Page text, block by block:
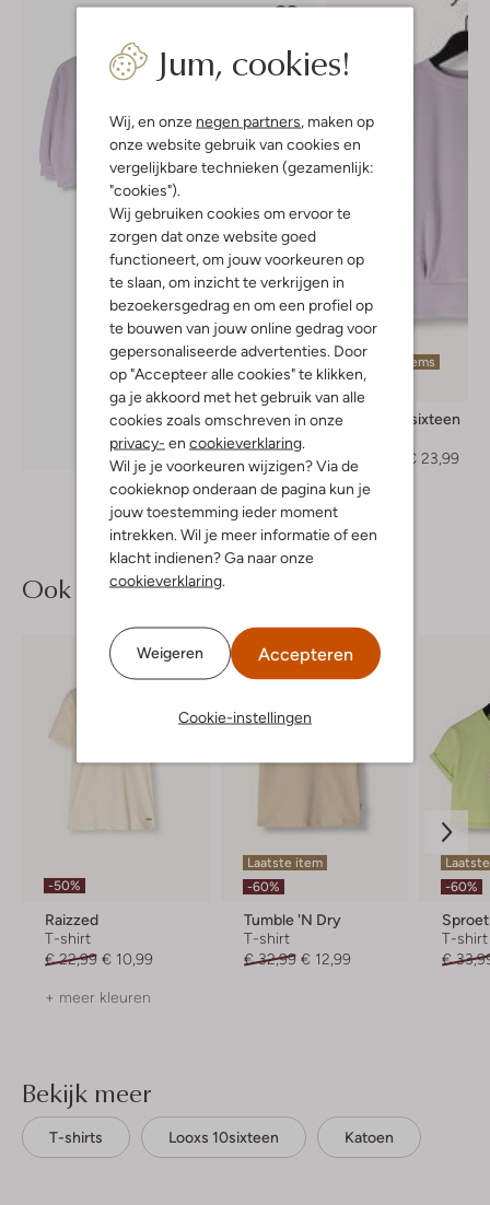
Jum, cookies!
Wij, en onze negen partners , maken op
onze website gebruik van cookies en
vergelijkbare technieken (gezamenlijk:
"cookies").
Wij gebruiken cookies om ervoor te
zorgen dat onze website goed
functioneert, om jouw voorkeuren op
te slaan, om inzicht te verkrijgen in
bezoekersgedrag en om een profiel op
te bouwen van jouw online gedrag voor
gepersonaliseerde advertenties. Door
op "Accepteer alle cookies" te klikken,
ga je akkoord met het gebruik van alle
cookies zoals omschreven in onze
privacy- en cookieverklaring
Wil je je voorkeuren wijzigen? Via de
cookieknop onderaan de pagina kun je
jouw toestemming ieder moment
intrekken. Wil je meer informatie of een
klacht indienen? Ga naar onze
cookieverklaring
Weigeren Accepteren
Cookie-instellingen
Ontdek de look
Laatste items
-60%
Looxs 10sixteen
€ 59,99
€ 23,99
Ook iets voor jou?
-50%
Raizzed
T-shirt
€ 22,99 € 10,99
+ meer kleuren
Laatste item
-60%
Tumble 'n Dry
T-shirt
€ 32,99 € 12,99
-60%
T-shirt
€
Bekijk meer
T-shirts Looxs 10sixteen Katoen